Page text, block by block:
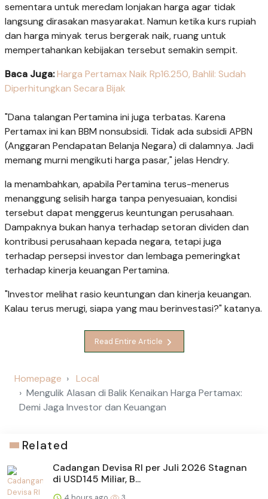
sementara untuk meredam lonjakan harga agar tidak
langsung dirasakan masyarakat. Namun ketika kurs rupiah
dan harga minyak terus bergerak naik, ruang untuk
mempertahankan kebijakan tersebut semakin sempit.
Baca Juga:Harga Pertamax Naik Rp16.250, Bahlil: Sudah
Diperhitungkan Secara Bijak
"Dana talangan Pertamina ini juga terbatas. Karena
Pertamax ini kan BBM nonsubsidi. Tidak ada subsidi APBN
(Anggaran Pendapatan Belanja Negara) di dalamnya. Jadi
memang murni mengikuti harga pasar," jelas Hendry.
Ia menambahkan, apabila Pertamina terus-menerus
menanggung selisih harga tanpa penyesuaian, kondisi
tersebut dapat menggerus keuntungan perusahaan.
Dampaknya bukan hanya terhadap setoran dividen dan
kontribusi perusahaan kepada negara, tetapi juga
terhadap persepsi investor dan lembaga pemeringkat
terhadap kinerja keuangan Pertamina.
"Investor melihat rasio keuntungan dan kinerja keuangan.
Kalau terus merugi, siapa yang mau berinvestasi?" katanya.
Read Entire Article
Homepage
Local
Mengulik Alasan di Balik Kenaikan Harga Pertamax:
Demi Jaga Investor dan Keuangan
Related
Cadangan Devisa RI per Juli 2026 Stagnan
di USD145 Miliar, B...